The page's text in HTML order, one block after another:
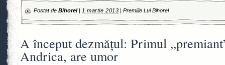
Postat de Bihorel| 1 martie 2013 |Premiile Lui Bihorel
A început dezmăţul: Primul
Andrica, are umor